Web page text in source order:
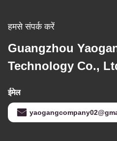
हमसे संपर्क करें
Guangzhou
Technology Co.,
ईमेल